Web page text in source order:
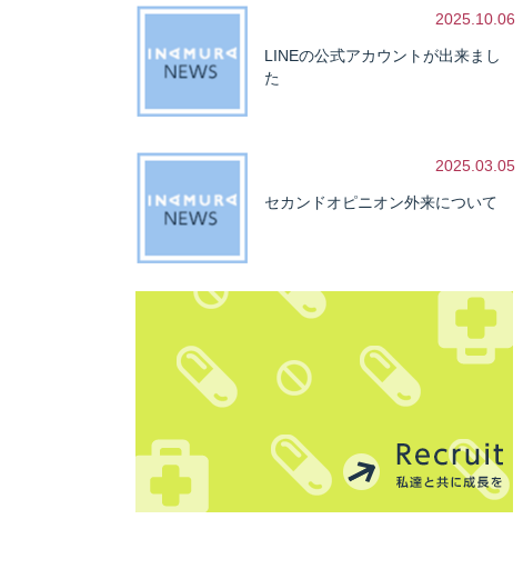
2025.10.06
LINEの公式アカウントが出来まし
た
2025.03.05
セカンドオピニオン外来について